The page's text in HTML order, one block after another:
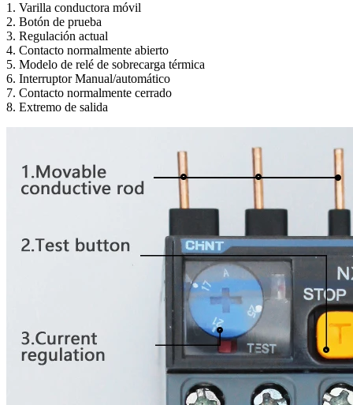
1. Varilla conductora móvil
2. Botón de prueba
3. Regulación actual
4. Contacto normalmente abierto
5. Modelo de relé de sobrecarga térmica
6. Interruptor Manual/automático
7. Contacto normalmente cerrado
8. Extremo de salida